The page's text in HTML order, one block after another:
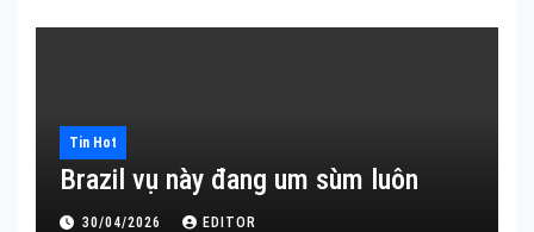
Tin Hot
Brazil vụ này đang um sùm luôn
30/04/2026 EDITOR